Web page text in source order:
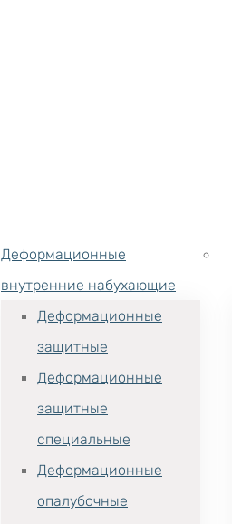
Деформационные
внутренние набухающие
Деформационные
защитные
Деформационные
защитные
специальные
Деформационные
опалубочные